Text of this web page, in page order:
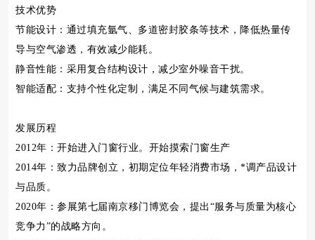
技术优势
节能设计：通过填充氩气、多道密封胶条等技术，降低热量传
导与空气渗透，有效减少能耗。
静音性能：采用复合结构设计，减少室外噪音干扰。
智能适配：支持个性化定制，满足不同气候与建筑需求。
发展历程
2012年：开始进入门窗行业。开始摸索门窗生产
2014年：致力品牌创立，初期定位年轻消费市场，*调产品设计
与品质。
2020年：参展第七届南京移门博览会，提出“服务与质量为核心
竞争力”的战略方向。